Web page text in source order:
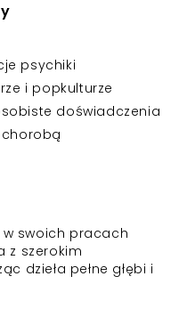
psychiki
i popkulturze
doświadczenia
chorobą
swoich pracach
z szerokim
dzieła pełne głębi i